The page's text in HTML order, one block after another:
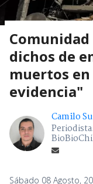
dichos de
muertos en
evidencia"
Camilo
Sábado 08 Agosto,